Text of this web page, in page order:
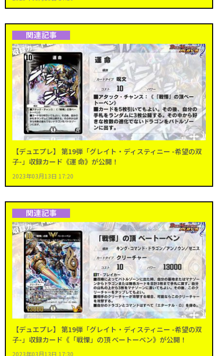
関連記事
【デュエプレ】 第19弾「グレイト・ディスティニー -希望の双
子-」収録カード《運 命》が公開！
2023年03月13日 17:20
関連記事
【デュエプレ】 第19弾「グレイト・ディスティニー -希望の双
子-」収録カード《「戦慄」の頂 べートーベン》が公開！
2023年03月13日 17:30